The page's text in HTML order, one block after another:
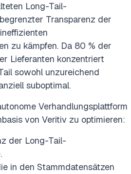
Long-Tail-
Transparenz der
zu kämpfen. Da 80 % der
Lieferanten konzentriert
sowohl unzureichend
suboptimal.
Verhandlungsplattform
von Veritiv zu optimieren:
der Long-Tail-
in den Stammdatensätzen